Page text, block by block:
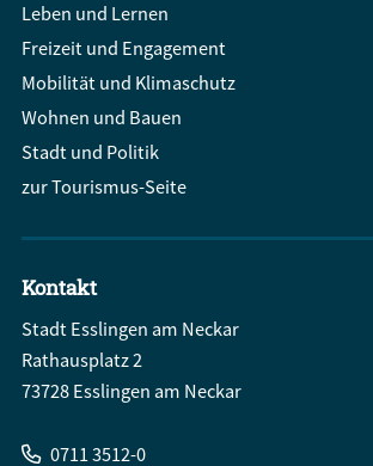
Leben und Lernen
Freizeit und Engagement
Mobilität und Klimaschutz
Wohnen und Bauen
Stadt und Politik
zur Tourismus-Seite
Kontakt
Stadt Esslingen am Neckar
Rathausplatz 2
73728 Esslingen am Neckar
0711 3512-0